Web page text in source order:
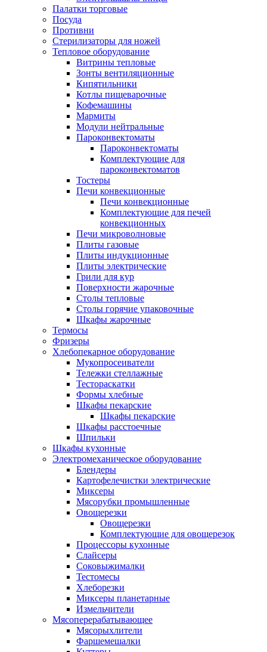
Палатки торговые
Посуда
Противни
Стерилизаторы для ножей
Тепловое оборудование
Витрины тепловые
Зонты вентиляционные
Кипятильники
Котлы пищеварочные
Кофемашины
Мармиты
Модули нейтральные
Пароконвектоматы
Пароконвектоматы
Комплектующие для
пароконвектоматов
Тостеры
Печи конвекционные
Печи конвекционные
Комплектующие для печей
конвекционных
Печи микроволновые
Плиты газовые
Плиты индукционные
Плиты электрические
Грили для кур
Поверхности жарочные
Столы тепловые
Столы горячие упаковочные
Шкафы жарочные
Термосы
Фризеры
Хлебопекарное оборудование
Мукопросеиватели
Тележки стеллажные
Тестораскатки
Формы хлебные
Шкафы пекарские
Шкафы пекарские
Шкафы расстоечные
Шпильки
Шкафы кухонные
Электромеханическое оборудование
Блендеры
Картофелечистки электрические
Миксеры
Мясорубки промышленные
Овощерезки
Овощерезки
Комплектующие для овощерезок
Процессоры кухонные
Слайсеры
Соковыжималки
Тестомесы
Хлеборезки
Миксеры планетарные
Измельчители
Мясоперерабатывающее
Мясорыхлители
Фаршемешалки